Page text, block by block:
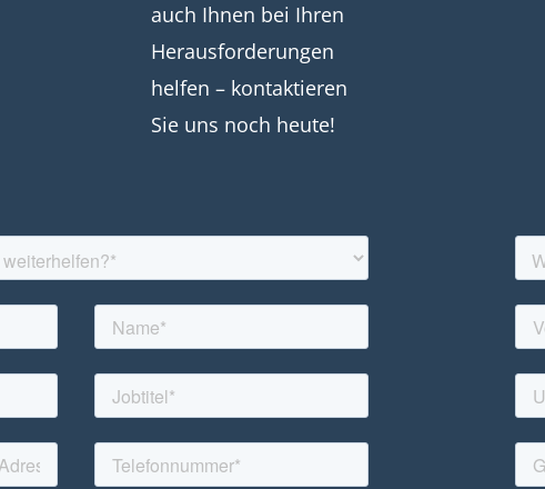
auch Ihnen bei Ihren
Herausforderungen
helfen – kontaktieren
Sie uns noch heute!